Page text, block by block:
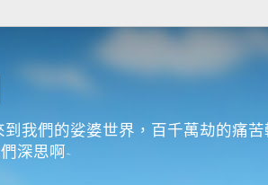
我們的娑婆世界，百千萬劫的痛
深思啊~